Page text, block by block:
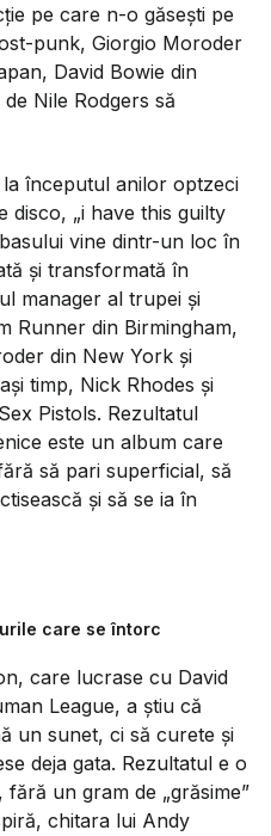
pe care n-o găseşti pe
punk, Giorgio Moroder
David Bowie din
Nile Rodgers să
începutul anilor optzeci
disco, „i have this guilty
vine dintr-un loc în
şi transformată în
manager al trupei şi
Runner din Birmingham,
din New York şi
timp, Nick Rhodes şi
Pistols. Rezultatul
este un album care
să pari superficial, să
şi să se ia în
care se întorc
care lucrase cu David
League, a ştiu că
un sunet, ci să curete şi
deja gata. Rezultatul e o
un gram de „grăsime”
chitara lui Andy